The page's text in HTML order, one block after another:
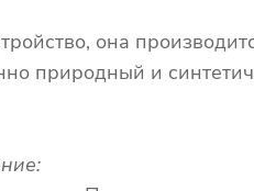
она
природный и